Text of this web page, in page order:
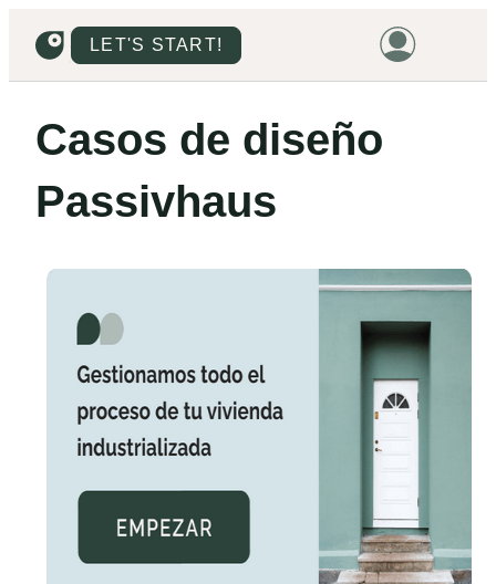
LET'S START!
PROJECTS
PRICES
Casos de diseño
Passivhaus